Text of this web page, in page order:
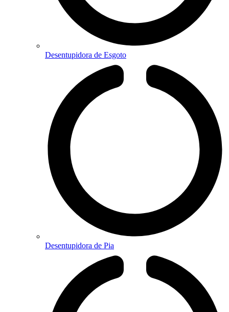
Desentupidora de Esgoto
Desentupidora de Pia